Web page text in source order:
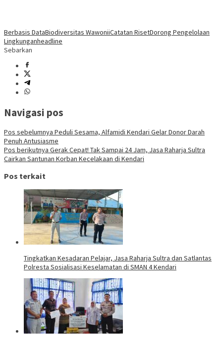
Berbasis DataBiodiversitas WawoniiCatatan RisetDorong Pengelolaan
Lingkunganheadline
Sebarkan
Navigasi pos
Pos sebelumnya Peduli Sesama, Alfamidi Kendari Gelar Donor Darah
Penuh Antusiasme
Pos berikutnya Gerak Cepat! Tak Sampai 24 Jam, Jasa Raharja Sultra
Cairkan Santunan Korban Kecelakaan di Kendari
Pos terkait
Tingkatkan Kesadaran Pelajar, Jasa Raharja Sultra dan Satlantas
Polresta Sosialisasi Keselamatan di SMAN 4 Kendari